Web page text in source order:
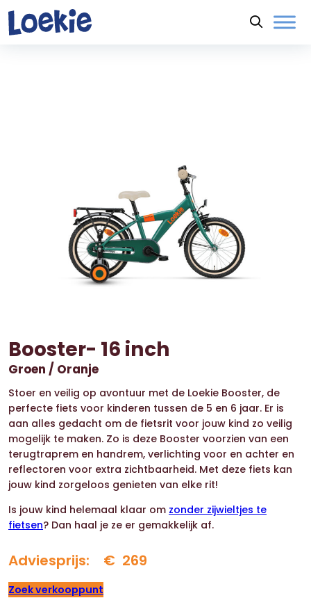
Naar hoofdinhoud
Booster- 16 inch
Groen / Oranje
Stoer en veilig op avontuur met de Loekie Booster, de
perfecte fiets voor kinderen tussen de 5 en 6 jaar. Er is
aan alles gedacht om de fietsrit voor jouw kind zo veilig
mogelijk te maken. Zo is deze Booster voorzien van een
terugtraprem en handrem, verlichting voor en achter en
reflectoren voor extra zichtbaarheid. Met deze fiets kan
jouw kind zorgeloos genieten van elke rit!
Is jouw kind helemaal klaar om zonder zijwieltjes te
fietsen? Dan haal je ze er gemakkelijk af.
Adviesprijs: € 269
Zoek verkooppunt